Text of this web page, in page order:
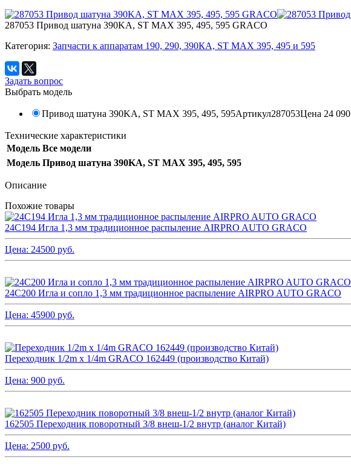
287053 Привод шатуна 390KA, ST MAX 395, 495, 595 GRACO
Категория: Запчасти к аппаратам 190, 290, 390КА, ST MAX 395, 495 и 595
Задать вопрос
Выбрать модель
Привод шатуна 390KA, ST MAX 395, 495, 595Артикул287053Цена 24 090
Технические характеристики
Модель Все модели
Модель Привод шатуна 390KA, ST MAX 395, 495, 595
Описание
Похожие товары
24C194 Игла 1,3 мм традиционное распыление AIRPRO AUTO GRACO
Цена: 24500 руб.
24C200 Игла и сопло 1,3 мм традиционное распыление AIRPRO AUTO GRACO
Цена: 45900 руб.
Переходник 1/2m x 1/4m GRACO 162449 (производство Китай)
Цена: 900 руб.
162505 Переходник поворотный 3/8 внеш-1/2 внутр (аналог Китай)
Цена: 2500 руб.